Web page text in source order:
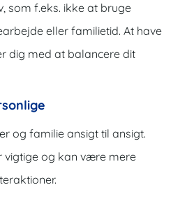
som f.eks. ikke at bruge
eller familietid. At have
dig med at balancere dit
og familie ansigt til ansigt.
vigtige og kan være mere